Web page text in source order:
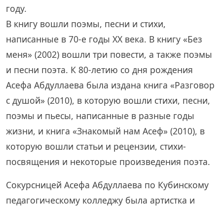
году.
В книгу вошли поэмы, песни и стихи,
написанные в 70-е годы XX века. В книгу «Без
меня» (2002) вошли три повести, а также поэмы
и песни поэта. К 80-летию со дня рождения
Асефа Абдуллаева была издана книга «Разговор
с душой» (2010), в которую вошли стихи, песни,
поэмы и пьесы, написанные в разные годы
жизни, и книга «Знакомый нам Асеф» (2010), в
которую вошли статьи и рецензии, стихи-
посвящения и некоторые произведения поэта.
Сокурсницей Асефа Абдуллаева по Кубинскому
педагогическому колледжу была артистка и